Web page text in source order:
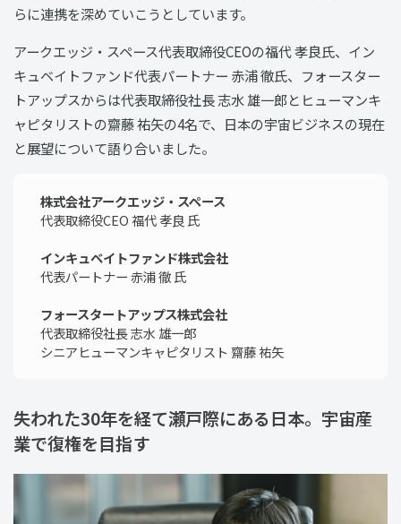
らに連携を深めていこうとしています。
アークエッジ・スペース代表取締役CEOの福代 孝良氏、イン
キュベイトファンド代表パートナー 赤浦 徹氏、フォースター
トアップスからは代表取締役社長 志水 雄一郎とヒューマンキ
ャピタリストの齋藤 祐矢の4名で、日本の宇宙ビジネスの現在
と展望について語り合いました。
株式会社アークエッジ・スペース
代表取締役CEO 福代 孝良 氏
インキュベイトファンド株式会社
代表パートナー 赤浦 徹 氏
フォースタートアップス株式会社
代表取締役社長 志水 雄一郎
シニアヒューマンキャピタリスト 齋藤 祐矢
失われた30年を経て瀬戸際にある日本。宇宙産
業で復権を目指す